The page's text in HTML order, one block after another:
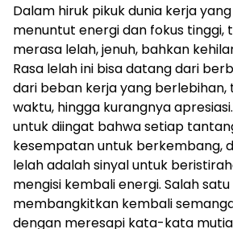
Dalam hiruk pikuk dunia kerja
menuntut energi dan fokus tinggi,
merasa lelah, jenuh, bahkan
Rasa lelah ini bisa datang dari
dari beban kerja yang
waktu, hingga kurangnya
untuk diingat bahwa setiap
kesempatan untuk berkembang,
lelah adalah sinyal untuk
mengisi kembali energi. Salah
membangkitkan kembali
dengan meresapi kata-kata